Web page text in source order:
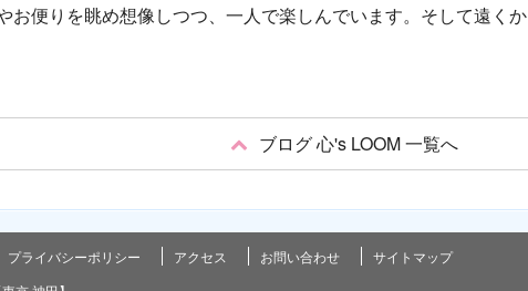
お便りを眺め想像しつつ、一人で楽しんでいます。そして遠くか
ブログ 心's LOOM 一覧へ
プライバシーポリシー アクセス お問い合わせ
サイトマップ